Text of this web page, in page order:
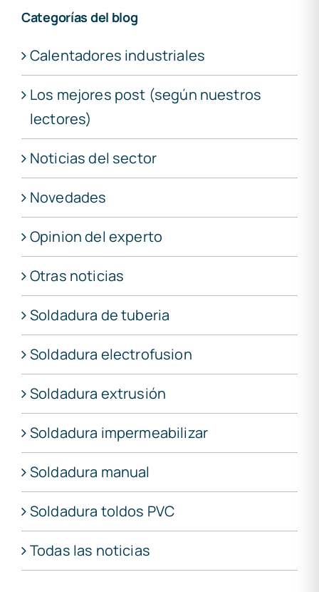
Categorías del blog
Calentadores industriales
Los mejores post (según nuestros
lectores)
Noticias del sector
Novedades
Opinion del experto
Otras noticias
Soldadura de tuberia
Soldadura electrofusion
Soldadura extrusión
Soldadura impermeabilizar
Soldadura manual
Soldadura toldos PVC
Todas las noticias